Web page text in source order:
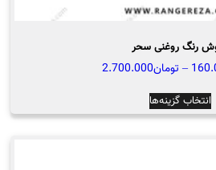
رنگ روغنی سحر
– تومان2.700.000محدوده
تا
انتخاب گزینه‌هااین
محصول